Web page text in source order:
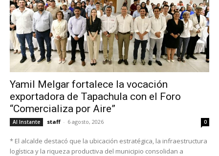
Yamil Melgar fortalece la vocación
exportadora de Tapachula con el Foro
“Comercializa por Aire”
Al Instante staff - 6 agosto, 2026 0
* El alcalde destacó que la ubicación estratégica, la infraestructura
logística y la riqueza productiva del municipio consolidan a